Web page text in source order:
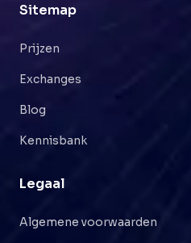
Sitemap
Prijzen
Exchanges
Blog
Kennisbank
Legaal
Algemene voorwaarden